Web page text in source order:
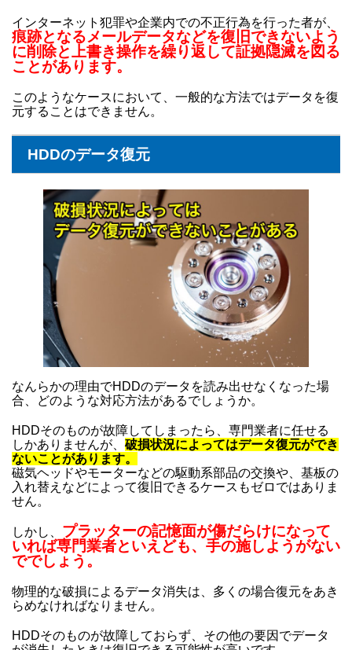
インターネット犯罪や企業内での不正行為を行った者が、
痕跡となるメールデータなどを復旧できないよう
に削除と上書き操作を繰り返して証拠隠滅を図る
ことがあります。
このようなケースにおいて、一般的な方法ではデータを復
元することはできません。
HDDのデータ復元
なんらかの理由でHDDのデータを読み出せなくなった場
合、どのような対応方法があるでしょうか。
HDDそのものが故障してしまったら、専門業者に任せる
しかありませんが、 破損状況によってはデータ復元ができ
ないことがあります。
磁気ヘッドやモーターなどの駆動系部品の交換や、基板の
入れ替えなどによって復旧できるケースもゼロではありま
せん。
しかし、 プラッターの記憶面が傷だらけになって
いれば専門業者といえども、手の施しようがない
ででしょう。
物理的な破損によるデータ消失は、多くの場合復元をあき
らめなければなりません。
HDDそのものが故障しておらず、その他の要因でデータ